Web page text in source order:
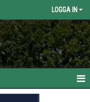
LOGGA IN